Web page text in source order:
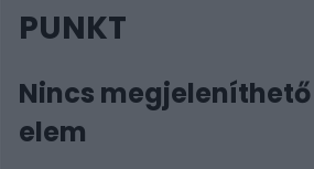
PUNKT
Nincs megjeleníthető
elem